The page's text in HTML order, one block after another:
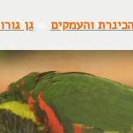
הכינרת והעמקים »גן גורו